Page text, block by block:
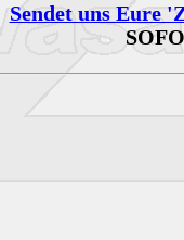
Sendet uns Eure